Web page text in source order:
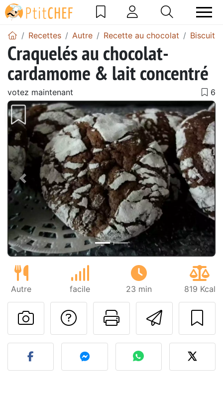
Recettes Autre Recette au chocolat Biscuits
Craquelés au chocolat-
cardamome & lait concentré
votez maintenant
Précédent
Autre facile 23 min 819 Kcal
Imprimer
Poser une
Publier votre photo de